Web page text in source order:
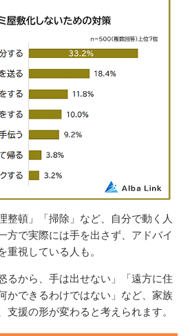
整頓」「掃除」など、自分で動く人
方で実際には手を出さず、アドバイ
視している人も。
るから、手は出せない」「遠方に住
かできるわけではない」など、家族
援の形が変わると考えられます。